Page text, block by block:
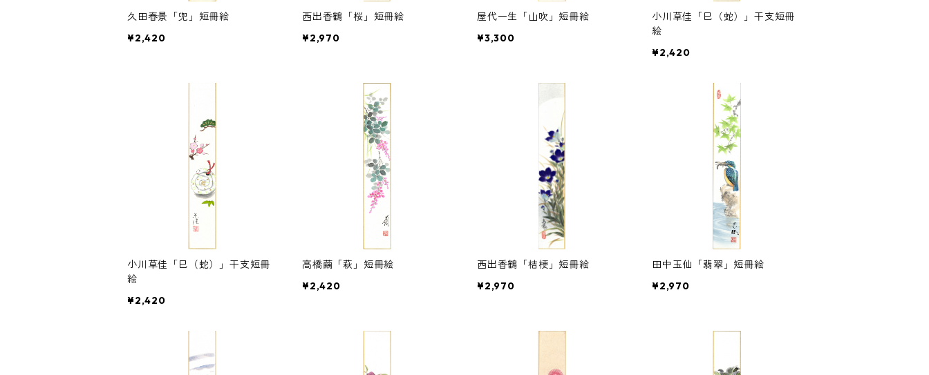
久田春景「兜」短冊絵
¥2,420
西出香鶴「桜」短冊絵
¥2,970
屋代一生「山吹」短冊絵
¥3,300
小川草佳「巳（蛇）」干支短冊
絵
¥2,420
小川草佳「巳（蛇）」干支短冊
絵
¥2,420
高橋繭「萩」短冊絵
¥2,420
西出香鶴「桔梗」短冊絵
¥2,970
田中玉仙「翡翠」短冊絵
¥2,970